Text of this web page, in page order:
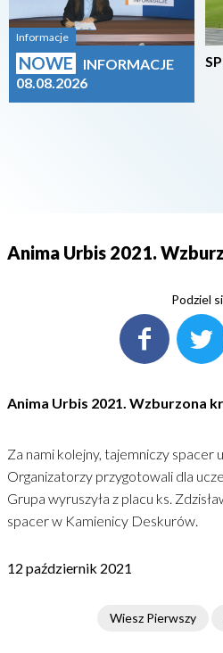
Informacje
NOWE
INFORMACJE
08.08.2026
Anima Urbis 2021.
Podziel
Anima Urbis 2021. Wzburzona
Za nami kolejny, tajemniczy spacer
Organizatorzy przygotowali dla
Grupa wyruszyła z placu ks.
spacer w Kamienicy Deskurów.
12 październik 2021
Wiesz Pierwszy